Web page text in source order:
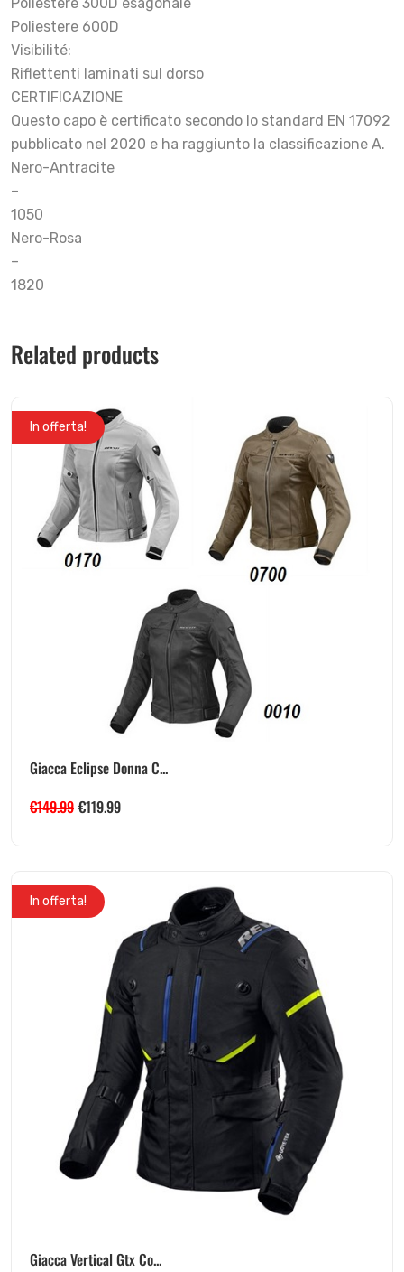
Poliestere 600D
Visibilité:
Riflettenti laminati sul dorso
CERTIFICAZIONE
Questo capo è certificato secondo lo standard EN 17092
pubblicato nel 2020 e ha raggiunto la classificazione A.
Nero-Antracite
–
1050
Nero-Rosa
–
1820
Related products
In offerta!
Giacca Eclipse Donna C...
€149.99 €119.99
In offerta!
Giacca Vertical Gtx Co...